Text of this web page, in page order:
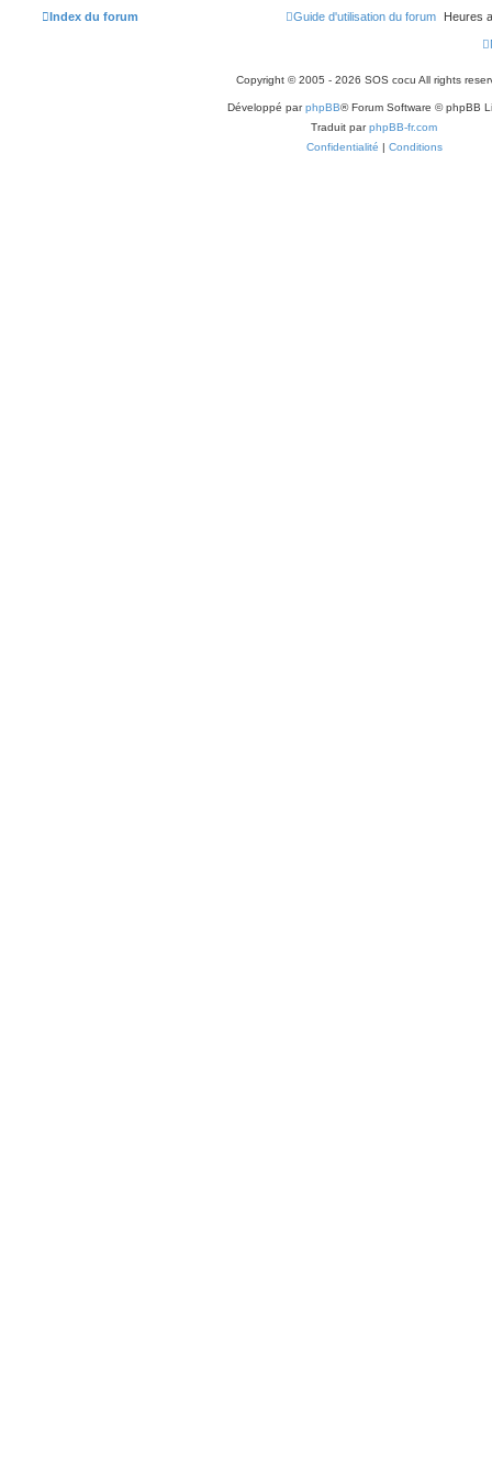
Index du forum Heures
Guide d'utilisation du forum
Copyright © 2005 - 2026 SOS cocu All rights
Développé parphpBB® Forum Software © phpBB
Traduit parphpBB-fr.com
Confidentialité | Conditions